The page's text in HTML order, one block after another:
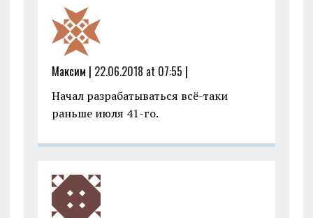
Максим | 22.06.2018 at 07:55 |
Начал разрабатываться всё-таки
раньше июля 41-го.